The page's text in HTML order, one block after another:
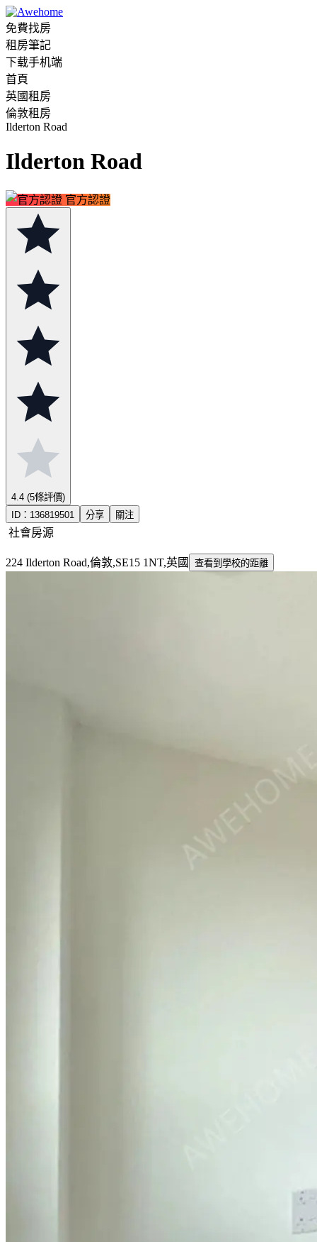
免費找房
租房筆記
下载手机端
首頁
英國租房
倫敦租房
Ilderton Road
Ilderton Road
官方認證
4.4 (5條評價)
ID： 136819501 分享 關注
社會房源
224 Ilderton Road,倫敦,SE15 1NT,英國 查看到學校的距離